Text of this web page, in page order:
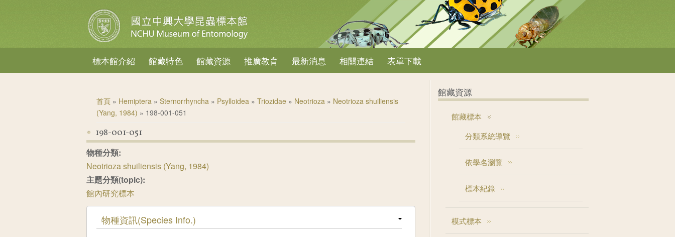
標本館介紹 館藏特色 館藏資源 推廣教育 最新消息 相關連結 表單下載
首頁 » Hemiptera » Sternorrhyncha » Psylloidea » Triozidae » Neotrioza » Neotrioza shuiliensis
(Yang, 1984) » 198-001-051
198-001-051
物種分類:
Neotrioza shuiliensis (Yang, 1984)
主題分類(topic):
館內研究標本
隱藏
物種資訊(Species Info.)
館藏資源
館藏標本
分類系統導覽
依學名瀏覽
標本紀錄
模式標本